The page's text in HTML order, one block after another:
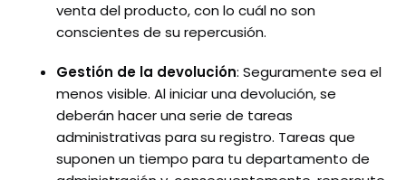
venta del producto, con lo cuál no son
conscientes de su repercusión.
Gestión de la devolución: Seguramente sea el
menos visible. Al iniciar una devolución, se
deberán hacer una serie de tareas
administrativas para su registro. Tareas que
suponen un tiempo para tu departamento de